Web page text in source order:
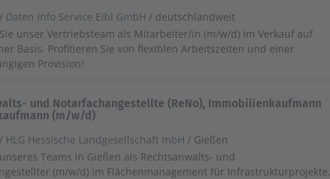
Daten Info Service Eibl GmbH / deutschlandweit
unser Vertriebsteam als Mitarbeiter/in (m/w/d) im Verkauf auf
Basis. Profitieren Sie von flexiblen Arbeitszeiten und einer
Provision!
und Notarfachangestellte (ReNo), Immobilienkaufmann
(m/w/d)
HLG Hessische Landgesellschaft mbH / Gießen
Teams in Gießen als Rechtsanwalts- und
(m/w/d) im Flächenmanagement für Infrastrukturprojekte.